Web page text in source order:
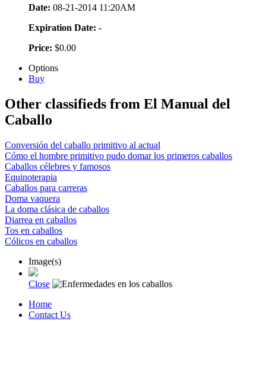
Date: 08-21-2014 11:20AM
Expiration Date: -
Price: $0.00
Options
Buy
Other classifieds from El Manual del
Caballo
Conversión del caballo primitivo al actual
Cómo el hombre primitivo pudo domar los primeros caballos
Caballos célebres y famosos
Equinoterapia
Caballos para carreras
Doma vaquera
La doma clásica de caballos
Diarrea en caballos
Tos en caballos
Cólicos en caballos
Image(s)
Close
Home
Contact Us